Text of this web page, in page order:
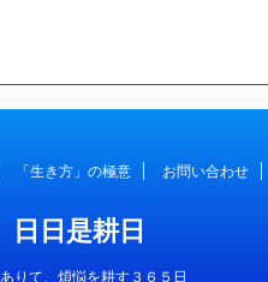
「生き方」の極意 お問い合わせ
日日是耕日
りて、煩悩を耕す３６５日